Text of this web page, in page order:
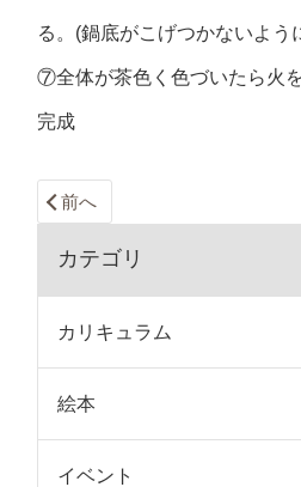
る。(鍋底がこげつかないよう
⑦全体が茶色く色づいたら火を
完成
前へ
カテゴリ
カリキュラム
絵本
イベント